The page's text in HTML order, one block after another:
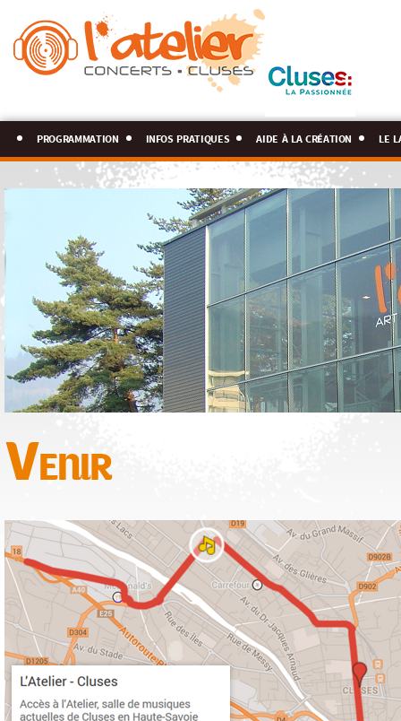
programmation infos pratiques aide à la création le
Venir